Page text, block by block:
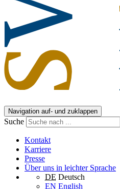
Navigation auf- und zuklappen
Suche
Kontakt
Karriere
Presse
Über uns in leichter Sprache
DE Deutsch
EN English